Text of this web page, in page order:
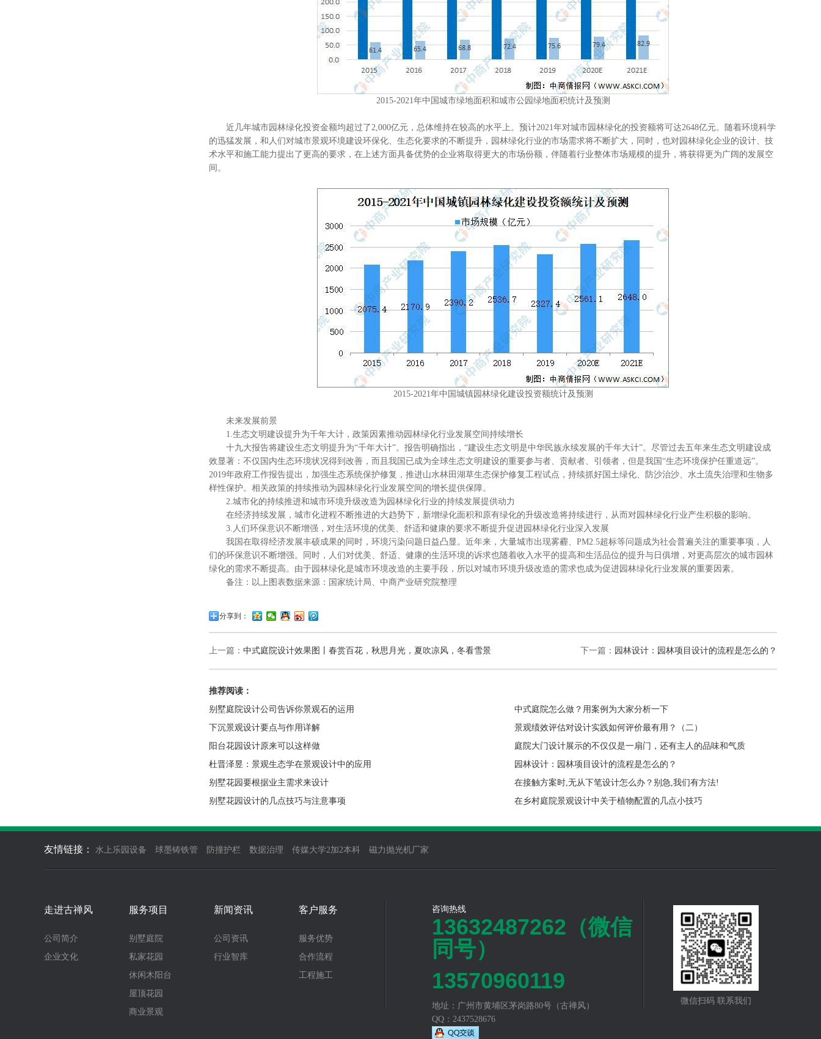
2015-2021年中国城市绿地面积和城市公园绿地面积统计及预测
近几年城市园林绿化投资金额均超过了2,000亿元，总体维持在较高的水平上。预计2021年对城市园林绿化的投资额将可达2648亿元。随着环境科学
的迅猛发展，和人们对城市景观环境建设环保化、生态化要求的不断提升，园林绿化行业的市场需求将不断扩大，同时，也对园林绿化企业的设计、技
术水平和施工能力提出了更高的要求，在上述方面具备优势的企业将取得更大的市场份额，伴随着行业整体市场规模的提升，将获得更为广阔的发展空
间。
2015-2021年中国城镇园林绿化建设投资额统计及预测
未来发展前景
1.生态文明建设提升为千年大计，政策因素推动园林绿化行业发展空间持续增长
十九大报告将建设生态文明提升为“千年大计”。报告明确指出，“建设生态文明是中华民族永续发展的千年大计”。尽管过去五年来生态文明建设成
效显著：不仅国内生态环境状况得到改善，而且我国已成为全球生态文明建设的重要参与者、贡献者、引领者，但是我国“生态环境保护任重道远”。
2019年政府工作报告提出，加强生态系统保护修复，推进山水林田湖草生态保护修复工程试点，持续抓好国土绿化、防沙治沙、水土流失治理和生物多
样性保护。相关政策的持续推动为园林绿化行业发展空间的增长提供保障。
2.城市化的持续推进和城市环境升级改造为园林绿化行业的持续发展提供动力
在经济持续发展，城市化进程不断推进的大趋势下，新增绿化面积和原有绿化的升级改造将持续进行，从而对园林绿化行业产生积极的影响。
3.人们环保意识不断增强，对生活环境的优美、舒适和健康的要求不断提升促进园林绿化行业深入发展
我国在取得经济发展丰硕成果的同时，环境污染问题日益凸显。近年来，大量城市出现雾霾、PM2.5超标等问题成为社会普遍关注的重要事项，人
们的环保意识不断增强。同时，人们对优美、舒适、健康的生活环境的诉求也随着收入水平的提高和生活品位的提升与日俱增，对更高层次的城市园林
绿化的需求不断提高。由于园林绿化是城市环境改造的主要手段，所以对城市环境升级改造的需求也成为促进园林绿化行业发展的重要因素。
备注：以上图表数据来源：国家统计局、中商产业研究院整理
分享到：
上一篇： 中式庭院设计效果图丨春赏百花，秋思月光，夏吹凉风，冬看雪景 下一篇： 园林设计：园林项目设计的流程是怎么的？
推荐阅读：
别墅庭院设计公司告诉你景观石的运用
下沉景观设计要点与作用详解
阳台花园设计原来可以这样做
杜晋泽昱：景观生态学在景观设计中的应用
别墅花园要根据业主需求来设计
别墅花园设计的几点技巧与注意事项
中式庭院怎么做？用案例为大家分析一下
景观绩效评估对设计实践如何评价最有用？（二）
庭院大门设计展示的不仅仅是一扇门，还有主人的品味和气质
园林设计：园林项目设计的流程是怎么的？
在接触方案时,无从下笔设计怎么办？别急,我们有方法!
在乡村庭院景观设计中关于植物配置的几点小技巧
友情链接： 水上乐园设备 球墨铸铁管 防撞护栏 数据治理 传媒大学2加2本科 磁力抛光机厂家
走进古禅风
公司简介
企业文化
服务项目
别墅庭院
私家花园
休闲木阳台
屋顶花园
商业景观
新闻资讯
公司资讯
行业智库
客户服务
服务优势
合作流程
工程施工
咨询热线
13632487262（微信
同号）
13570960119
地址：广州市黄埔区茅岗路80号（古禅风）
QQ：2437528676
微信扫码 联系我们